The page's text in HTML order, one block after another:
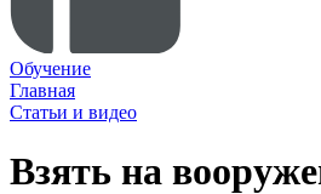
Обучение
Главная
Статьи и видео
Взять на